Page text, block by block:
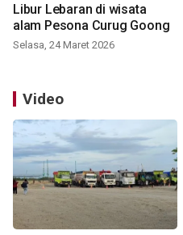
Libur Lebaran di wisata
alam Pesona Curug Goong
Selasa, 24 Maret 2026
Video